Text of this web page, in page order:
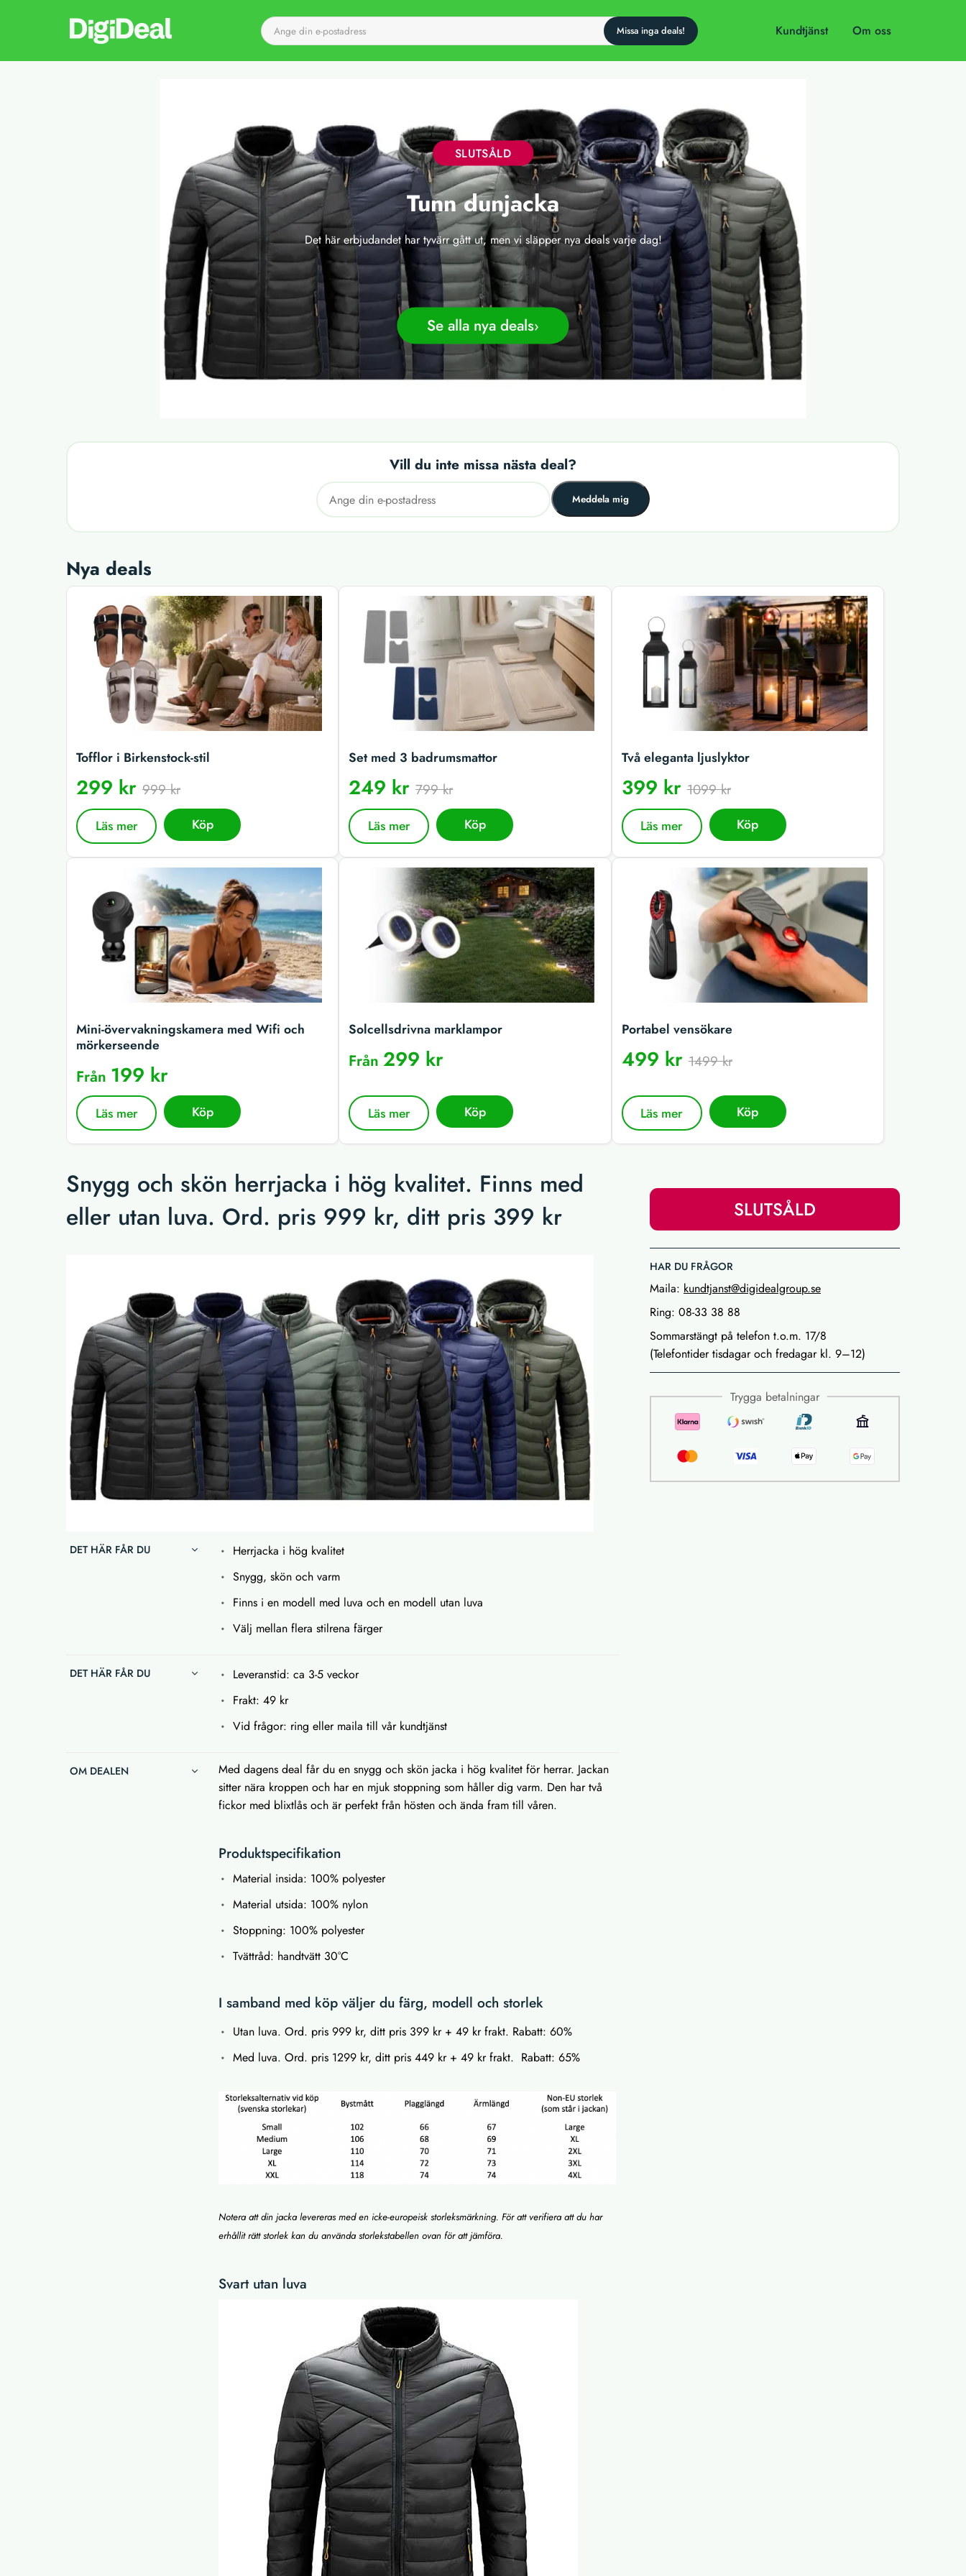
Till startsidan Kundtjänst Om oss
SLUTSÅLD
Tunn dunjacka
Det här erbjudandet har tyvärr gått ut, men vi släpper nya deals varje dag!
Se alla nya deals
Vill du inte missa nästa deal?
Meddela mig
Nya deals
Tofflor i Birkenstock-stil
299 kr 999 kr
Läs mer Köp
Set med 3 badrumsmattor
249 kr799 kr
Läs mer Köp
Två eleganta ljuslyktor
399 kr1099 kr
Läs mer Köp
Mini-övervakningskamera med Wifi och
mörkerseende
Från 199 kr
Läs mer Köp
Solcellsdrivna marklampor
Från299 kr
Läs mer Köp
Portabel vensökare
499 kr1499 kr
Läs mer Köp
Snygg och skön herrjacka i hög kvalitet. Finns med
eller utan luva. Ord. pris 999 kr, ditt pris 399 kr
SLUTSÅLD
HAR DU FRÅGOR
Maila: kundtjanst@digidealgroup.se
Ring: 08-33 38 88
Sommarstängt på telefon t.o.m. 17/8
(Telefontider tisdagar och fredagar kl. 9–12)
Trygga betalningar
DET HÄR FÅR DU
Herrjacka i hög kvalitet
Snygg, skön och varm
Finns i en modell med luva och en modell utan luva
Välj mellan flera stilrena färger
DET HÄR FÅR DU
Leveranstid: ca 3-5 veckor
Frakt: 49 kr
Vid frågor: ring eller maila till vår kundtjänst
OM DEALEN
Med dagens deal får du en snygg och skön jacka i hög kvalitet för herrar. Jackan
sitter nära kroppen och har en mjuk stoppning som håller dig varm. Den har två
fickor med blixtlås och är perfekt från hösten och ända fram till våren.
Produktspecifikation
Material insida: 100% polyester
Material utsida: 100% nylon
Stoppning: 100% polyester
Tvättråd: handtvätt 30°C
I samband med köp väljer du färg, modell och storlek
Utan luva. Ord. pris 999 kr, ditt pris 399 kr + 49 kr frakt. Rabatt: 60%
Med luva. Ord. pris 1299 kr, ditt pris 449 kr + 49 kr frakt. Rabatt: 65%
Notera att din jacka levereras med en icke-europeisk storleksmärkning. För att verifiera att du har
erhållit rätt storlek kan du använda storlekstabellen ovan för att jämföra.
Svart utan luva